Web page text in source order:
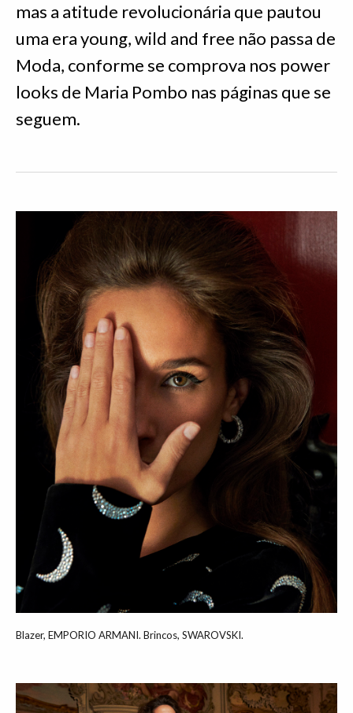
mas a atitude revolucionária que pautou
uma era young, wild and free não passa de
Moda, conforme se comprova nos power
looks de Maria Pombo nas páginas que se
seguem.
Blazer, EMPORIO ARMANI. Brincos, SWAROVSKI.